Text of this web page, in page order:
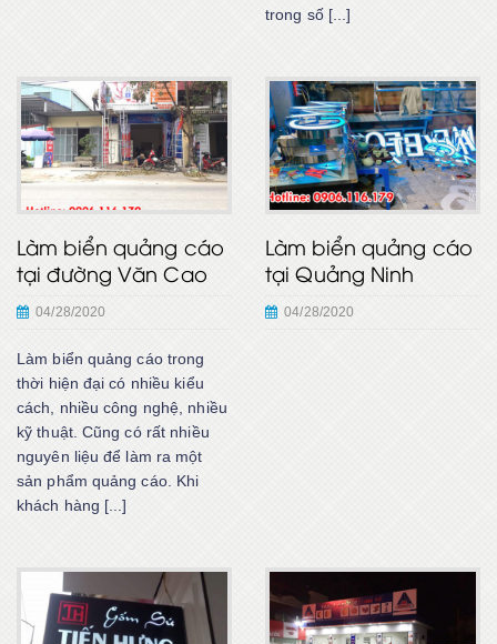
trong số [...]
Làm biển quảng cáo
tại đường Văn Cao
04/28/2020
Làm biển quảng cáo trong
thời hiện đại có nhiều kiểu
cách, nhiều công nghệ, nhiều
kỹ thuật. Cũng có rất nhiều
nguyên liệu để làm ra một
sản phẩm quảng cáo. Khi
khách hàng [...]
Làm biển quảng cáo
tại Quảng Ninh
04/28/2020